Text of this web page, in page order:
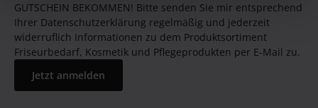
GUTSCHEIN BEKOMMEN! Bitte senden Sie mir entsprechend
Ihrer Datenschutzerklärung regelmäßig und jederzeit
widerruflich Informationen zu dem Produktsortiment
Friseurbedarf, Kosmetik und Pflegeprodukten per E-Mail zu.
Jetzt anmelden